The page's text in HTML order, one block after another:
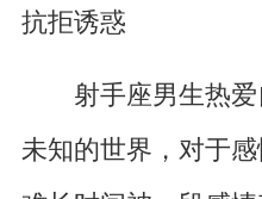
抗拒诱惑
射手座男生热爱
未知的世界，对于